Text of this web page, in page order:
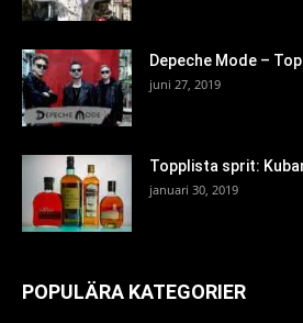
Depeche Mode –
juni 27, 2019
Topplista sprit:
januari 30, 2019
POPULÄRA KATEGORIER